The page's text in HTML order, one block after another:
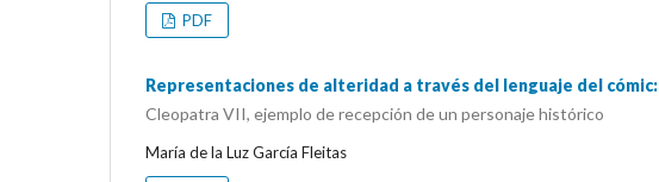
PDF
Representaciones de alteridad a través del lenguaje del cómic:
Cleopatra VII, ejemplo de recepción de un personaje histórico
María de la Luz García Fleitas